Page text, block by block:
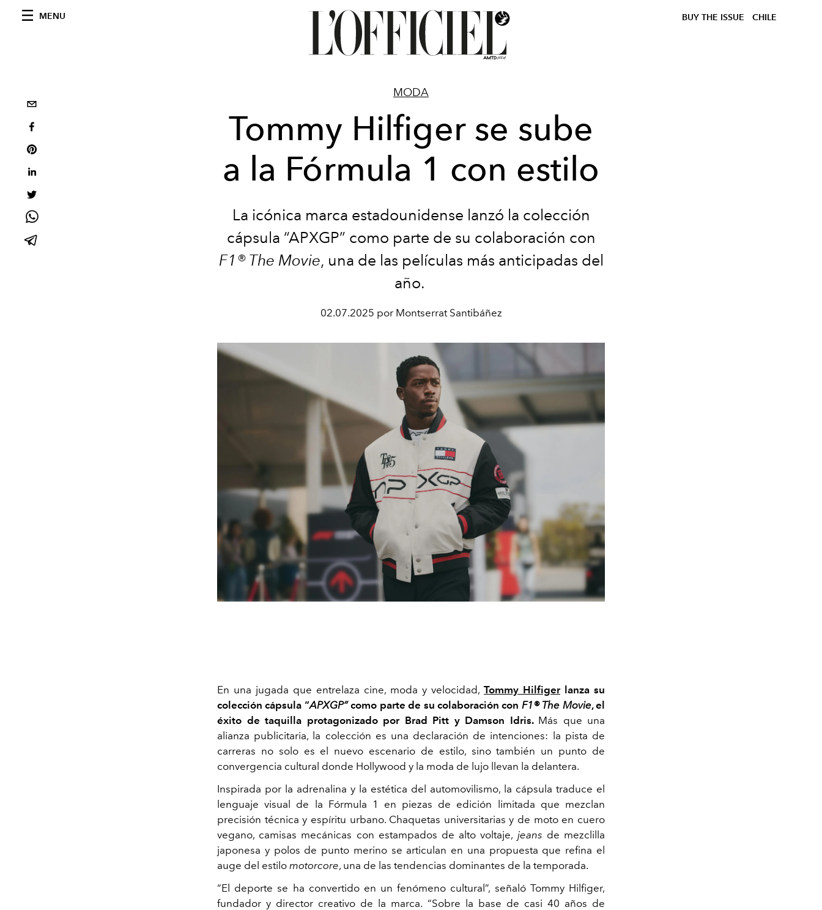
MENU BUY THE ISSUE CHILE
MODA
Tommy Hilfiger se sube
a la Fórmula 1 con estilo
La icónica marca estadounidense lanzó la colección
cápsula “APXGP” como parte de su colaboración con
F1® The Movie, una de las películas más anticipadas del
año.
02.07.2025 por Montserrat Santibáñez
En una jugada que entrelaza cine, moda y velocidad, Tommy Hilfigerlanza su
colección cápsula “APXGP”como parte de su colaboración con F1® The Movie, el
éxito de taquilla protagonizado por Brad Pitt y Damson Idris. Más que una
alianza publicitaria, la colección es una declaración de intenciones: la pista de
carreras no solo es el nuevo escenario de estilo, sino también un punto de
convergencia cultural donde Hollywood y la moda de lujo llevan la delantera.
Inspirada por la adrenalina y la estética del automovilismo, la cápsula traduce el
lenguaje visual de la Fórmula 1 en piezas de edición limitada que mezclan
precisión técnica y espíritu urbano. Chaquetas universitarias y de moto en cuero
vegano, camisas mecánicas con estampados de alto voltaje, jeans de mezclilla
japonesa y polos de punto merino se articulan en una propuesta que refina el
auge del estilo motorcore, una de las tendencias dominantes de la temporada.
“El deporte se ha convertido en un fenómeno cultural”, señaló Tommy Hilfiger,
fundador y director creativo de la marca. “Sobre la base de casi 40 años de